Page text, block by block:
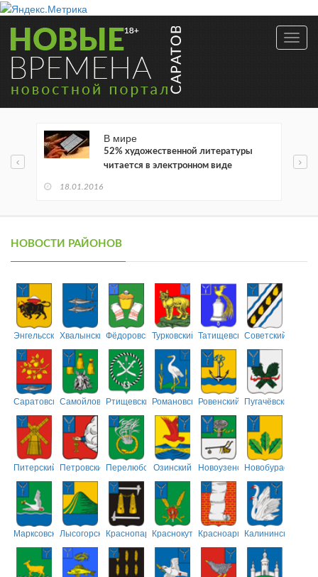
В мире
52% художественной литературы
читается в электронном виде
18.01.2016
НОВОСТИ РАЙОНОВ
ЭнгельсскийХвалынскийФёдоровскийТурковский ТатищевскийСоветский
СаратовскийСамойловскийРтищевскийРомановскийРовенский Пугачёвский
Питерский ПетровскийПерелюбскийОзинский НовоузенскийНовобурасский
МарксовскийЛысогорскийКраснопартизанский
КраснокутскийКрасноармейский
Калининский